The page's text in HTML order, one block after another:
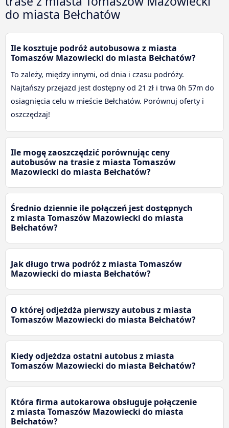
do miasta Bełchatów
Ile kosztuje podróż autobusowa z miasta
Tomaszów Mazowiecki do miasta Bełchatów?
To zależy, między innymi, od dnia i czasu podróży.
Najtańszy przejazd jest dostępny od 21 zł i trwa 0h 57m do
osiagnięcia celu w mieście Bełchatów. Porównuj oferty i
oszczędzaj!
Ile mogę zaoszczędzić porównując ceny
autobusów na trasie z miasta Tomaszów
Mazowiecki do miasta Bełchatów?
Średnio dziennie ile połączeń jest dostępnych
z miasta Tomaszów Mazowiecki do miasta
Bełchatów?
Jak długo trwa podróż z miasta Tomaszów
Mazowiecki do miasta Bełchatów?
O której odjeżdża pierwszy autobus z miasta
Tomaszów Mazowiecki do miasta Bełchatów?
Kiedy odjeżdza ostatni autobus z miasta
Tomaszów Mazowiecki do miasta Bełchatów?
Która firma autokarowa obsługuje połączenie
z miasta Tomaszów Mazowiecki do miasta
Bełchatów?